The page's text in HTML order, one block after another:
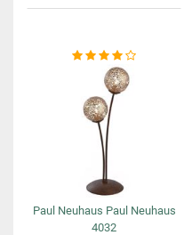
Paul Neuhaus Paul Neuhaus
4032